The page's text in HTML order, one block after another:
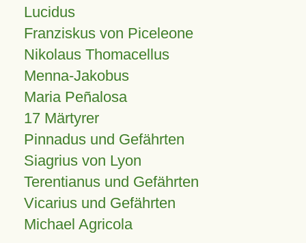
Lucidus
Franziskus von Piceleone
Nikolaus Thomacellus
Menna-Jakobus
Maria Peñalosa
17 Märtyrer
Pinnadus und Gefährten
Siagrius von Lyon
Terentianus und Gefährten
Vicarius und Gefährten
Michael Agricola